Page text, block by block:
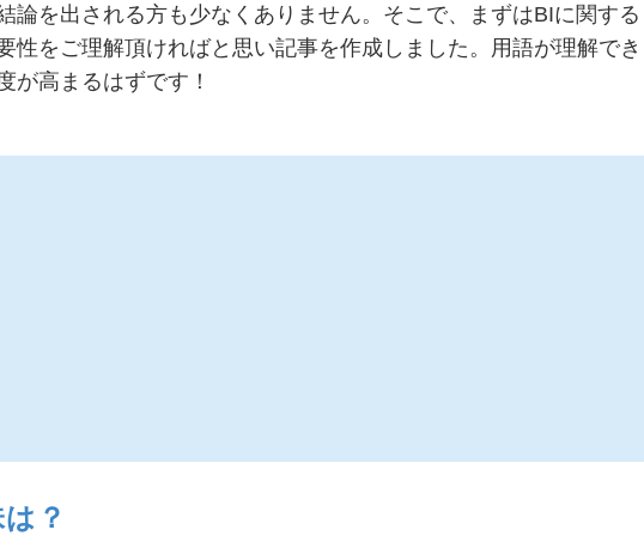
論を出される方も少なくありません。そこで、まずはBIに関する
性をご理解頂ければと思い記事を作成しました。用語が理解でき
が高まるはずです！
？